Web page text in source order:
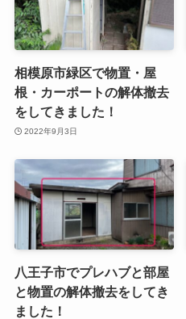
相模原市緑区で物置・屋
根・カーポートの解体撤去
をしてきました！
2022年9月3日
八王子市でプレハブと部屋
と物置の解体撤去をしてき
ました！